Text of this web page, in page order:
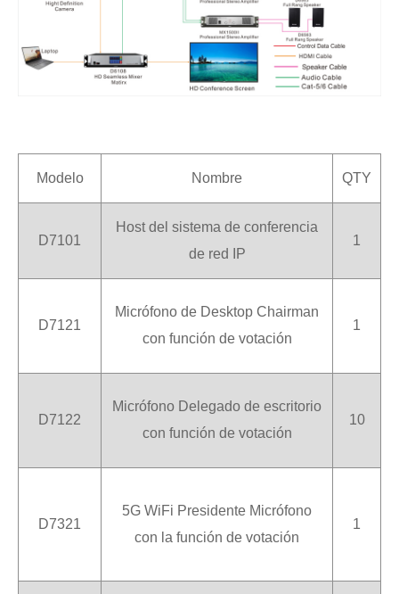
Modelo Nombre QTY
D7101
Host del sistema de conferencia
de red IP
1
D7121
Micrófono de Desktop Chairman
con función de votación
1
D7122
Micrófono Delegado de escritorio
con función de votación
10
D7321
5G WiFi Presidente Micrófono
con la función de votación
1